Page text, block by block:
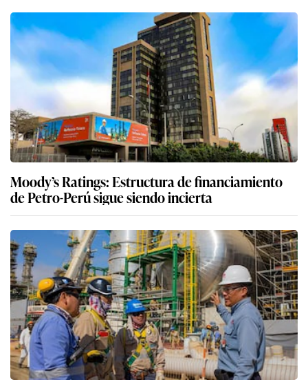
Moody’s Ratings: Estructura de financiamiento
de Petro-Perú sigue siendo incierta